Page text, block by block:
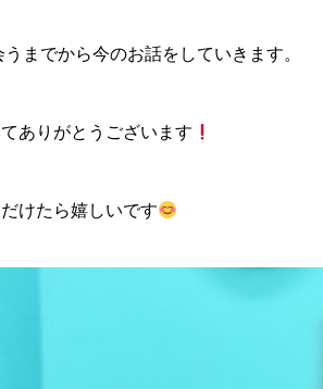
までから今のお話をしていきます。
ありがとうございます
けたら嬉しいです